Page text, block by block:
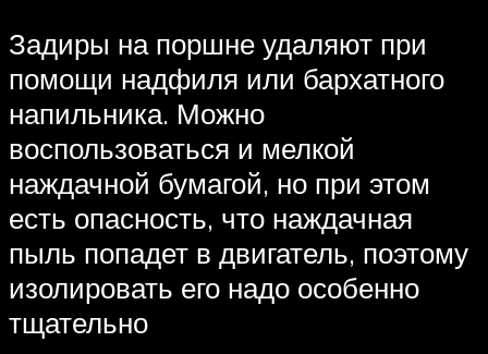
Задиры на поршне удаляют при
помощи надфиля или бархатного
напильника. Можно
воспользоваться и мелкой
наждачной бумагой, но при этом
есть опасность, что наждачная
пыль попадет в двигатель, поэтому
изолировать его надо особенно
тщательно